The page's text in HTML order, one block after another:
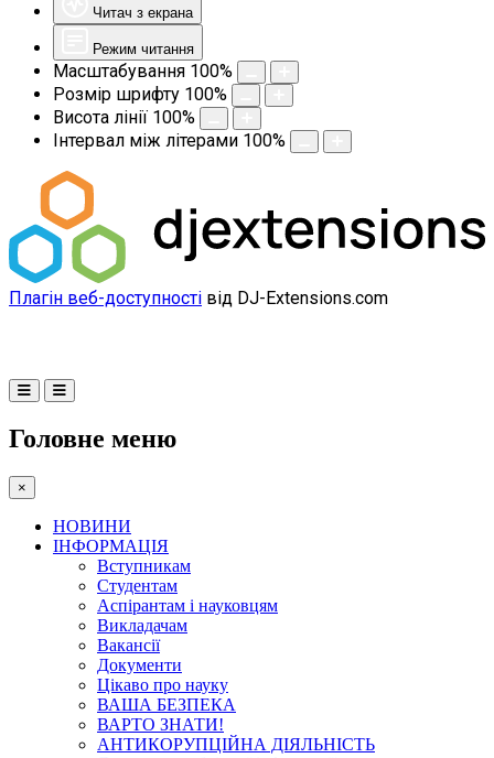
Читач з екрана
Режим читання
Масштабування 100%
Розмір шрифту 100%
Висота лінії 100%
Інтервал між літерами 100%
Плагін веб-доступності від DJ-Extensions.com
Головне меню
×
НОВИНИ
ІНФОРМАЦІЯ
Вступникам
Студентам
Аспірантам і науковцям
Викладачам
Вакансії
Документи
Цікаво про науку
ВАША БЕЗПЕКА
ВАРТО ЗНАТИ!
АНТИКОРУПЦІЙНА ДІЯЛЬНІСТЬ